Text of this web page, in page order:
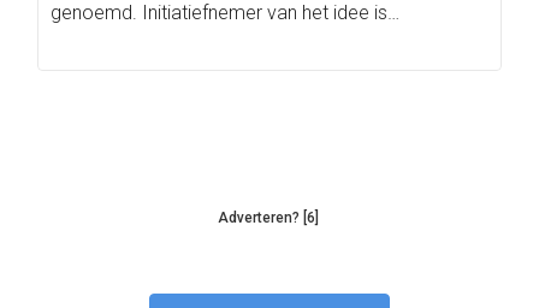
genoemd. Initiatiefnemer van het idee is…
Adverteren? [6]